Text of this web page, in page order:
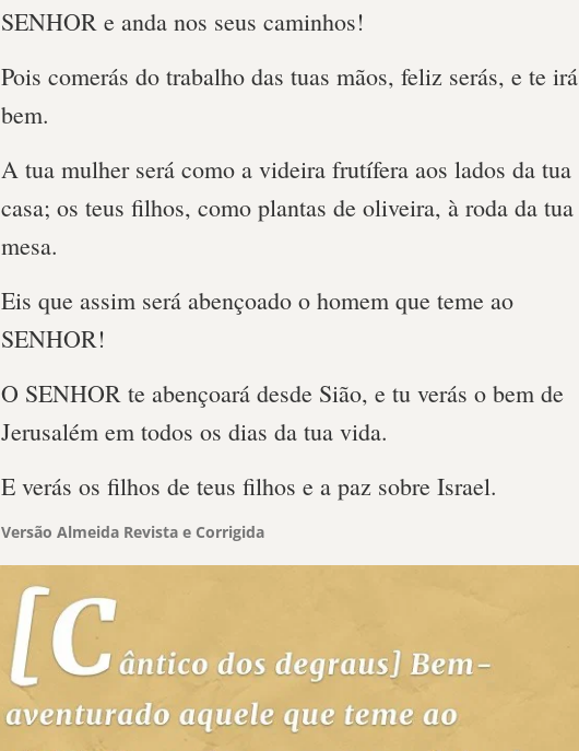
SENHOR e anda nos seus caminhos!
Pois comerás do trabalho das tuas mãos, feliz serás, e te irá
bem.
A tua mulher será como a videira frutífera aos lados da tua
casa; os teus filhos, como plantas de oliveira, à roda da tua
mesa.
Eis que assim será abençoado o homem que teme ao
SENHOR!
O SENHOR te abençoará desde Sião, e tu verás o bem de
Jerusalém em todos os dias da tua vida.
E verás os filhos de teus filhos e a paz sobre Israel.
Versão Almeida Revista e Corrigida